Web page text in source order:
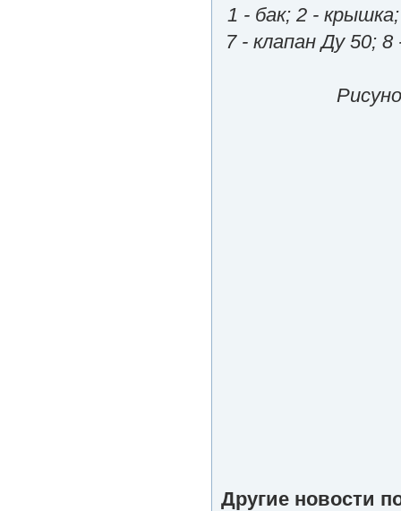
1 - бак; 2 -
7 - клапан Ду 50;
Другие новости